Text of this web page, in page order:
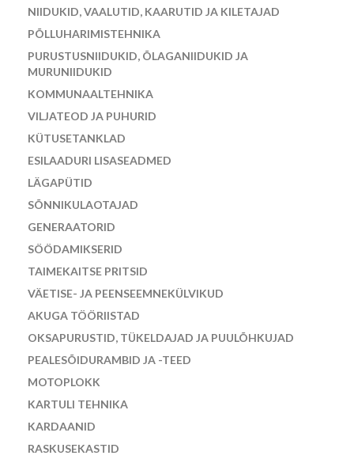
NIIDUKID, VAALUTID, KAARUTID JA KILETAJAD
PÕLLUHARIMISTEHNIKA
PURUSTUSNIIDUKID, ÕLAGANIIDUKID JA
MURUNIIDUKID
KOMMUNAALTEHNIKA
VILJATEOD JA PUHURID
KÜTUSETANKLAD
ESILAADURI LISASEADMED
LÄGAPÜTID
SÕNNIKULAOTAJAD
GENERAATORID
SÖÖDAMIKSERID
TAIMEKAITSE PRITSID
VÄETISE- JA PEENSEEMNEKÜLVIKUD
AKUGA TÖÖRIISTAD
OKSAPURUSTID, TÜKELDAJAD JA PUULÕHKUJAD
PEALESÕIDURAMBID JA -TEED
MOTOPLOKK
KARTULI TEHNIKA
KARDAANID
RASKUSEKASTID